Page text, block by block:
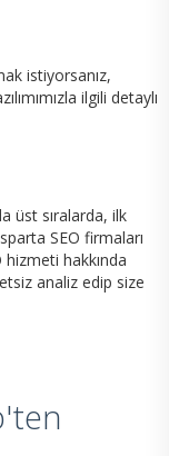
istiyorsanız,
ilgili detaylı
üst sıralarda, ilk
SEO firmaları
hakkında
analiz edip size